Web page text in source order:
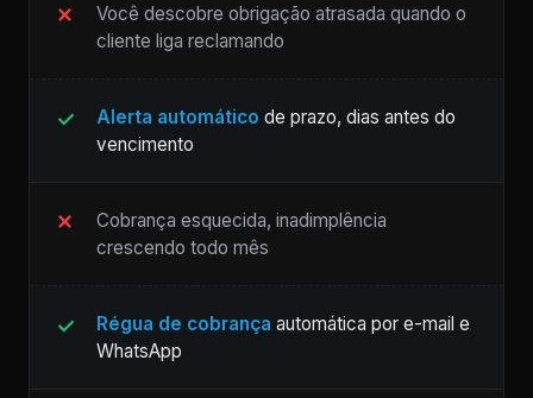
Você descobre obrigação atrasada quando o
cliente liga reclamando
Alerta automático de prazo, dias antes do
vencimento
Cobrança esquecida, inadimplência
crescendo todo mês
Régua de cobrança automática por e-mail e
WhatsApp